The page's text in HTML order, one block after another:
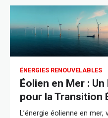
ÉNERGIES RENOUVELABLES
Éolien en Mer :
pour la Transition
L’énergie éolienne en